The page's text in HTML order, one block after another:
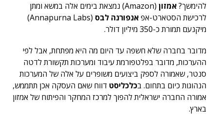
להימשך?אמזון
(Amazon) נמצאת בימים אלה במשא ומתן
לרכישת הסטארט-אפאנפורנה לבס
(Annapurna Labs)
מיקנעם תמורת כ-350 מיליון דולר.
מדובר בחברה שלא חשפה עד היום מה היא מפתחת, אבל לפי
ההערכות, מדובר בפלטפורמת עיבוד ומערכות תקשורת לדטה
סנטר, שאמורה לספק ביצועים משופרים על אלה של המערכות
הנהוגות כיום בתחום. בכלכליסט דווח שאם העסקה אכן תתממש,
אמורה החברה ישראלית להפוך למרכז המחקר והפיתוח של אמזון
בארץ.